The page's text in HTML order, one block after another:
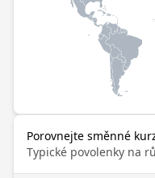
Porovnejte směnné
Typické povolenky na